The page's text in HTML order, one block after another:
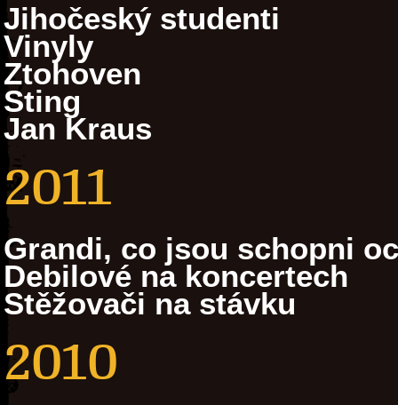
Jihočeský studenti
Vinyly
Ztohoven
Sting
Jan Kraus
2011
Grandi, co jsou schopni
Debilové na koncertech
Stěžovači na stávku
2010